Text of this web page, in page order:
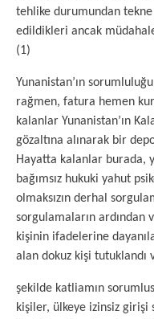
tehlike durumundan
edildikleri ancak
(1)
Yunanistan’ın
rağmen, fatura hemen
kalanlar Yunanistan’ın
gözaltına alınarak bir
Hayatta kalanlar burada,
bağımsız hukuki yahut
olmaksızın derhal
sorgulamaların ardından
kişinin ifadelerine
alan dokuz kişi tutuklandı
şekilde katliamın
kişiler, ülkeye izinsiz girişi